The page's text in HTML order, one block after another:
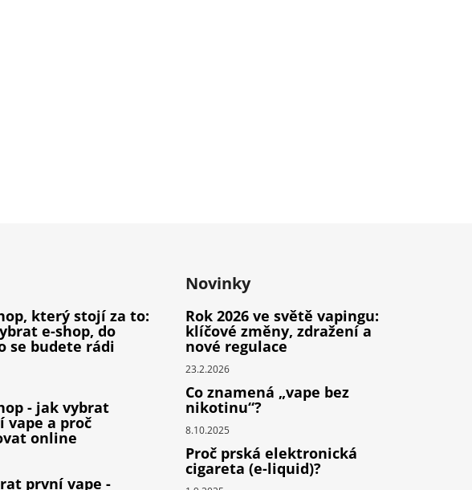
který stojí za to:
e-shop, do
se budete rádi
- jak vybrat
vape a proč
online
první vape -
Novinky
Rok 2026 ve světě vapingu:
klíčové změny, zdražení a
nové regulace
23.2.2026
Co znamená „vape bez
nikotinu“?
8.10.2025
Proč prská elektronická
cigareta (e-liquid)?